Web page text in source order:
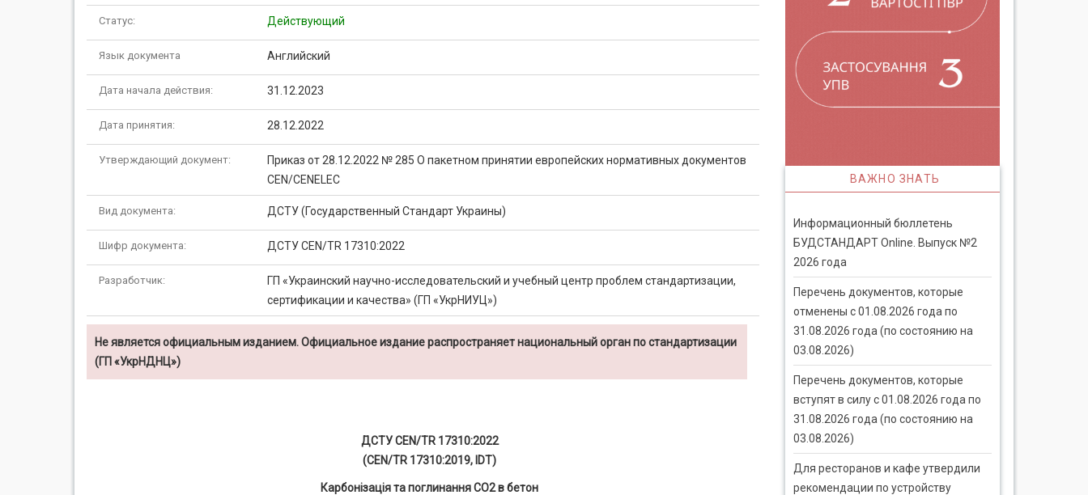
Статус: Действующий
Язык документа Английский
Дата начала действия: 31.12.2023
Дата принятия: 28.12.2022
Утверждающий документ:
Приказ от 28.12.2022 № 285 О пакетном принятии европейских нормативных документов
CEN/CENELEC
Вид документа: ДСТУ (Государственный Стандарт Украины)
Шифр документа: ДСТУ CEN/TR 17310:2022
Разработчик:
ГП «Украинский научно-исследовательский и учебный центр проблем стандартизации,
сертификации и качества» (ГП «УкрНИУЦ»)
Не является официальным изданием. Официальное издание распространяет национальный орган по стандартизации
(ГП «УкрНДНЦ»)
ДСТУ CEN/TR 17310:2022
(CEN/TR 17310:2019, IDT)
Карбонізація та поглинання CO2 в бетон
ВАЖНО ЗНАТЬ
Информационный бюллетень
БУДСТАНДАРТ Online. Выпуск №2
2026 года
Перечень документов, которые
отменены с 01.08.2026 года по
31.08.2026 года (по состоянию на
03.08.2026)
Перечень документов, которые
вступят в силу с 01.08.2026 года по
31.08.2026 года (по состоянию на
03.08.2026)
Для ресторанов и кафе утвердили
рекомендации по устройству